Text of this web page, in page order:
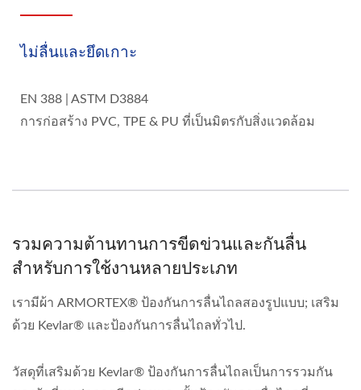
ไม่ลื่นและยึดเกาะ
EN 388 | ASTM D3884
การก่อสร้าง PVC, TPE & PU ที่เป็นมิตรกับสิ่งแวดล้อม
รวมความต้านทานการขีดข่วนและกันลื่น
สำหรับการใช้งานหลายประเภท
เรามีผ้า ARMORTEX® ป้องกันการลื่นไถลสองรูปแบบ; เสริม
ด้วย Kevlar® และป้องกันการลื่นไถลทั่วไป.
วัสดุที่เสริมด้วย Kevlar® ป้องกันการลื่นไถลเป็นการรวมกัน